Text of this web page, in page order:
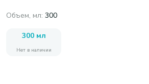
Объем, мл: 300
300 мл
Нет в наличии